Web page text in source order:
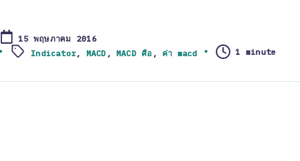
15 พฤษภาคม 2016
Tags:
Indicator, MACD , MACD คือ , ค่า macd 1 minute